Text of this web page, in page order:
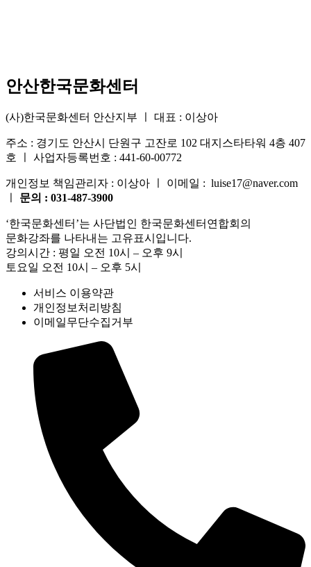
안산한국문화센터
(사)한국문화센터 안산지부 ㅣ 대표 : 이상아
주소 : 경기도 안산시 단원구 고잔로 102 대지스타타워 4층 407
호 ㅣ 사업자등록번호 : 441-60-00772
개인정보 책임관리자 : 이상아 ㅣ 이메일 : luise17@naver.com
문의 : 031-487-3900
‘한국문화센터’는 사단법인 한국문화센터연합회의
문화강좌를 나타내는 고유표시입니다.
강의시간 : 평일 오전 10시 – 오후 9시
토요일 오전 10시 – 오후 5시
서비스 이용약관
개인정보처리방침
이메일무단수집거부